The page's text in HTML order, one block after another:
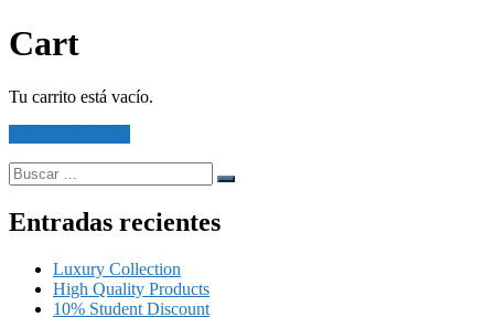
Cart
Tu carrito está vacío.
Buscar
…
Entradas recientes
Luxury Collection
High Quality Products
10% Student Discount